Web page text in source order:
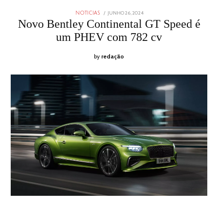
NOTICIAS
POSTED
ON
JUNHO 26, 2024
26,
2024
Novo Bentley Continental GT Speed é
um PHEV com 782 cv
by redação